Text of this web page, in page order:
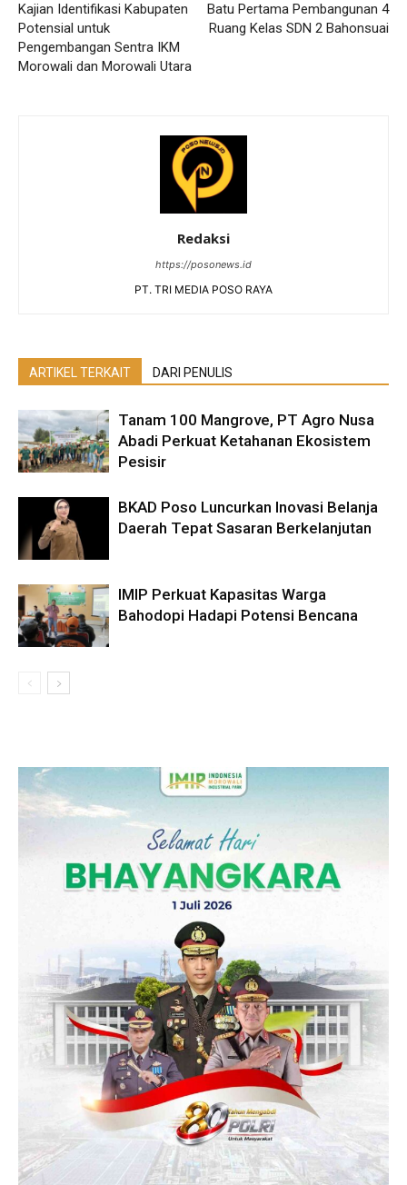
Kajian Identifikasi Kabupaten
Potensial untuk
Pengembangan Sentra IKM
Morowali dan Morowali Utara
Batu Pertama Pembangunan 4
Ruang Kelas SDN 2 Bahonsuai
Redaksi
https://posonews.id
PT. TRI MEDIA POSO RAYA
ARTIKEL TERKAIT DARI PENULIS
Tanam 100 Mangrove, PT Agro Nusa
Abadi Perkuat Ketahanan Ekosistem
Pesisir
BKAD Poso Luncurkan Inovasi Belanja
Daerah Tepat Sasaran Berkelanjutan
IMIP Perkuat Kapasitas Warga
Bahodopi Hadapi Potensi Bencana